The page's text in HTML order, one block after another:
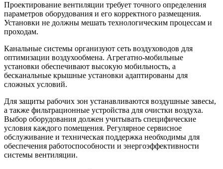
Проектирование вентиляции требует точного определения
параметров оборудования и его корректного размещения.
Установки не должны мешать технологическим процессам и
проходам.
Канальные системы организуют сеть воздуховодов для
оптимизации воздухообмена. Агрегатно-мобильные
установки обеспечивают высокую мобильность, а
бесканальные крышные установки адаптированы для
сложных условий.
Для защиты рабочих зон устанавливаются воздушные завесы,
а также фильтрационные устройства для очистки воздуха.
Выбор оборудования должен учитывать специфические
условия каждого помещения. Регулярное сервисное
обслуживание и техническая поддержка необходимы для
обеспечения работоспособности и энергоэффективности
системы вентиляции.